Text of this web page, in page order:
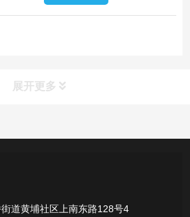
展开更多
列道黄埔社区上南东路128号4